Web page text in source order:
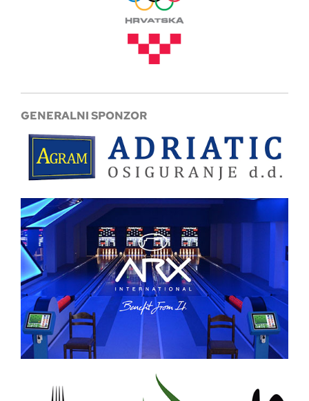
GENERALNI SPONZOR